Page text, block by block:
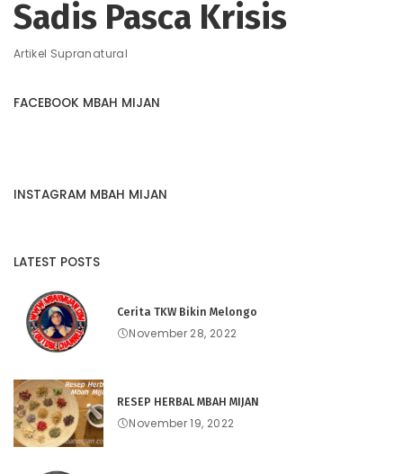
Sadis Pasca Krisis
Artikel Supranatural
FACEBOOK MBAH MIJAN
INSTAGRAM MBAH MIJAN
LATEST POSTS
Cerita TKW Bikin Melongo
November 28, 2022
RESEP HERBAL MBAH MIJAN
November 19, 2022